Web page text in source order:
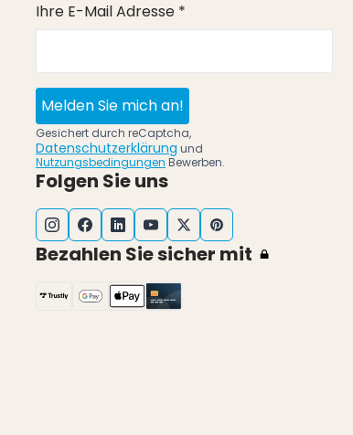
Ihre E-Mail Adresse *
Melden Sie mich an!
Gesichert durch reCaptcha,
Datenschutzerklärung und
Nutzungsbedingungen Bewerben.
Folgen Sie uns
Bezahlen Sie sicher mit